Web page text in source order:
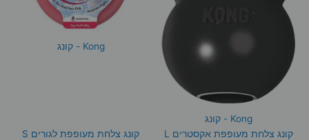
Kong - קונג
קונג צלחת מעופפת אקסטרים L
Kong - קונג
קונג צלחת מעופפת לגורים S